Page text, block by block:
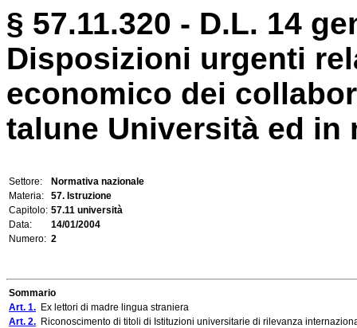
§ 57.11.320 - D.L. 14
Disposizioni urgenti
economico dei
talune Università ed
Settore:
Normativa nazionale
Materia:
57. Istruzione
Capitolo: 57.11 università
Data:
14/01/2004
Numero: 2
Sommario
Art. 1. Ex lettori di madre lingua straniera
Art. 2. Riconoscimento di titoli di Istituzioni universitarie di rilevanza